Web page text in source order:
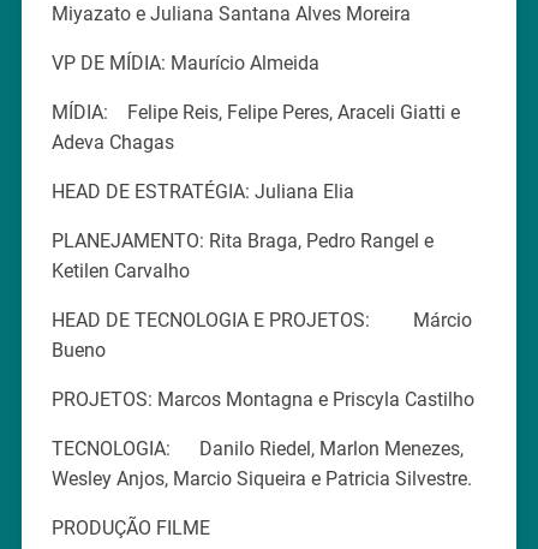
Miyazato e Juliana Santana Alves Moreira
VP DE MÍDIA: Maurício Almeida
MÍDIA: Felipe Reis, Felipe Peres, Araceli Giatti e
Adeva Chagas
HEAD DE ESTRATÉGIA: Juliana Elia
PLANEJAMENTO: Rita Braga, Pedro Rangel e
Ketilen Carvalho
HEAD DE TECNOLOGIA E PROJETOS: Márcio
Bueno
PROJETOS: Marcos Montagna e Priscyla Castilho
TECNOLOGIA: Danilo Riedel, Marlon Menezes,
Wesley Anjos, Marcio Siqueira e Patricia Silvestre.
PRODUÇÃO FILME